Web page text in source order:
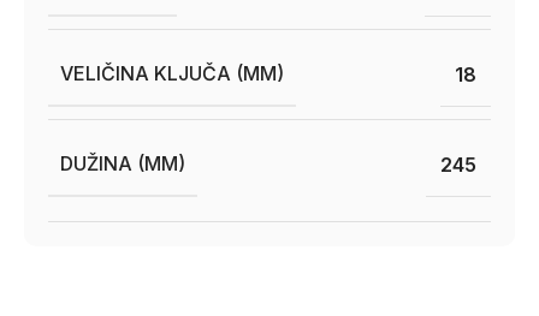
VELIČINA KLJUČA (MM) 18
DUŽINA (MM) 245